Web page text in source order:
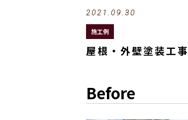
2021.09.30
施工例
屋根・外壁塗装工事
Before